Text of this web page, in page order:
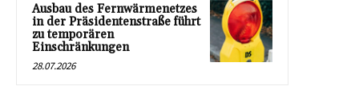
Ausbau des Fernwärmenetzes
in der Präsidentenstraße führt
zu temporären
Einschränkungen
28.07.2026